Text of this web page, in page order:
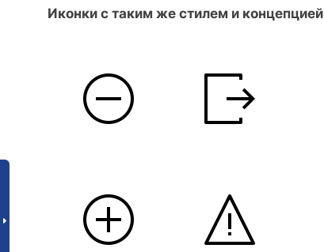
Иконки с таким же стилем и концепцией